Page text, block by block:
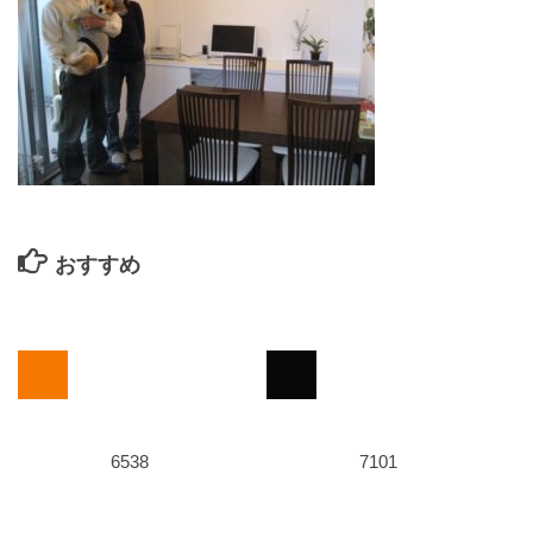
おすすめ
6538 7101